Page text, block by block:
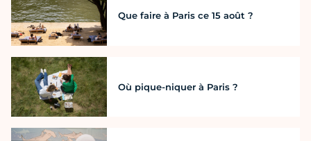
Que faire à Paris ce 15 août ?
Où pique-niquer à Paris ?